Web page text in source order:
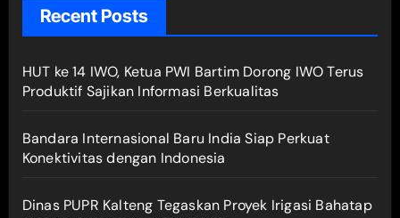
Recent Posts
HUT ke 14 IWO, Ketua PWI Bartim Dorong IWO Terus
Produktif Sajikan Informasi Berkualitas
Bandara Internasional Baru India Siap Perkuat
Konektivitas dengan Indonesia
Dinas PUPR Kalteng Tegaskan Proyek Irigasi Bahatap